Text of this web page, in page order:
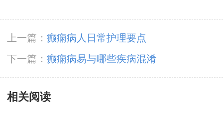
上一篇： 癫痫病人日常护理要点
下一篇： 癫痫病易与哪些疾病混淆
相关阅读